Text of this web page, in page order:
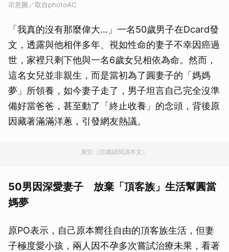
示意圖／取自photoAC
「我真的沒有那麼偉大…」一名50歲男子在Dcard發
文，透露與他相伴多年、視如性命的妻子不幸因癌過
世，家裡只剩下他與一名6歲女兒相依為命。然而，
這名女兒並非親生，而是當初為了圓妻子的「媽媽
夢」所領養，如今妻子走了，男子坦言自己完全沒準
備好當爸爸，甚至動了「終止收養」的念頭，背後原
因藏著滿滿洋蔥，引發網友熱議。
廣告（請繼續閱讀本文）
50男因深愛妻子 放棄「頂客族」生活幫圓當
媽夢
原PO表示，自己原本嚮往自由的頂客族生活，但妻
子極度愛小孩，兩人因不孕多次嘗試治療未果，看著